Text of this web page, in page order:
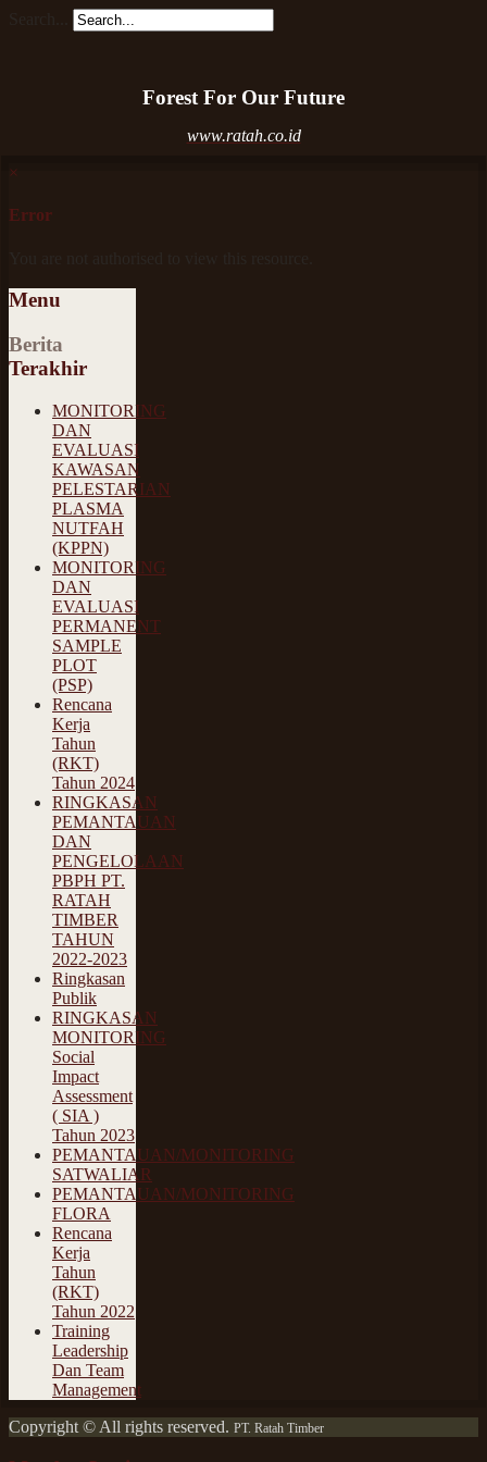
Forest For Our Future
www.ratah.co.id
×
Error
Menu
Berita
Terakhir
MONITORING
DAN
EVALUASI
KAWASAN
PELESTARIAN
PLASMA
NUTFAH
(KPPN)
MONITORING
DAN
EVALUASI
PERMANENT
SAMPLE
PLOT
(PSP)
Rencana
Kerja
Tahun
(RKT)
Tahun 2024
RINGKASAN
PEMANTAUAN
DAN
PENGELOLAAN
PBPH PT.
RATAH
TIMBER
TAHUN
2022-2023
Ringkasan
Publik
RINGKASAN
MONITORING
Social
Impact
Assessment
( SIA )
Tahun 2023
PEMANTAUAN/MONITORING
SATWALIAR
PEMANTAUAN/MONITORING
FLORA
Rencana
Kerja
Tahun
(RKT)
Tahun 2022
Training
Leadership
Dan Team
Management
Copyright © All rights reserved. PT. Ratah Timber